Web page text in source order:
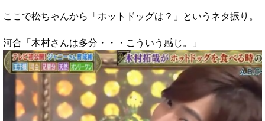
ここで松ちゃんから「ホットドッグは？」というネタ振り。
河合「木村さんは多分・・・こういう感じ。」